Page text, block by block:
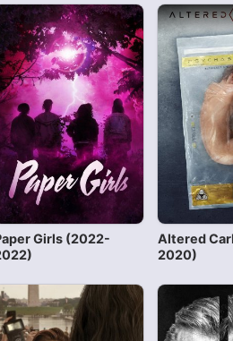
Girls (2022-
Altered
2020)